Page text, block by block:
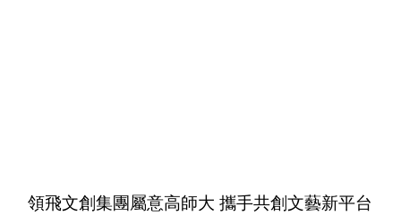
領飛文創集團屬意高師大 攜手共創文藝新平台